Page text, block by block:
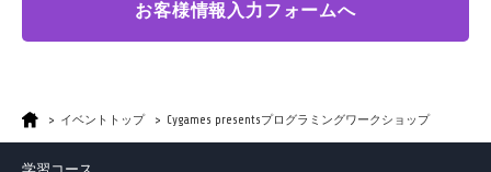
お客様情報入力フォームへ
イベントトップ Cygames presentsプログラミングワークショップ